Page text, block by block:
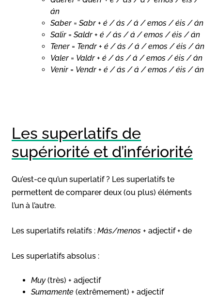
án
Saber = Sabr + é / ás / á / emos / éis / án
Salir = Saldr + é / ás / á / emos / éis / án
Tener = Tendr + é / ás / á / emos / éis / án
Valer = Valdr + é / ás / á / emos / éis / án
Venir = Vendr + é / ás / á / emos / éis / án
Les superlatifs de
supériorité et d’infériorité
Qu’est-ce qu’un superlatif ? Les superlatifs te
permettent de comparer deux (ou plus) éléments
l’un à l’autre.
Les superlatifs relatifs : Más/menos + adjectif + de
Les superlatifs absolus :
Muy(très) + adjectif
Sumamente (extrêmement) + adjectif